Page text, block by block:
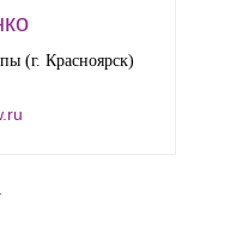
(г. Красноярск)